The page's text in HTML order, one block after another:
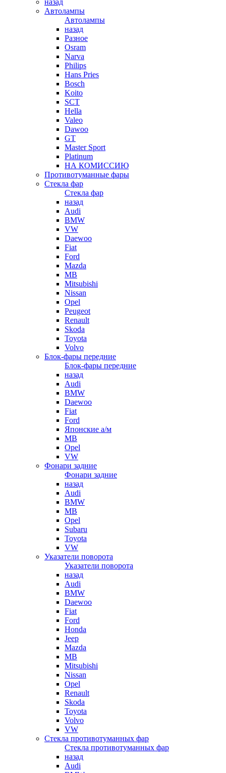
назад
Автолампы
Автолампы
назад
Разное
Osram
Narva
Philips
Hans Pries
Bosch
Koito
SCT
Hella
Valeo
Dawoo
GT
Master Sport
Platinum
НА КОМИССИЮ
Противотуманные фары
Стекла фар
Стекла фар
назад
Audi
BMW
VW
Daewoo
Fiat
Ford
Mazda
MB
Mitsubishi
Nissan
Opel
Peugeot
Renault
Skoda
Toyota
Volvo
Блок-фары передние
Блок-фары передние
назад
Audi
BMW
Daewoo
Fiat
Ford
Японские а/м
MB
Opel
VW
Фонари задние
Фонари задние
назад
Audi
BMW
MB
Opel
Subaru
Toyota
VW
Указатели поворота
Указатели поворота
назад
Audi
BMW
Daewoo
Fiat
Ford
Honda
Jeep
Mazda
MB
Mitsubishi
Nissan
Opel
Renault
Skoda
Toyota
Volvo
VW
Стекла противотуманных фар
Стекла противотуманных фар
назад
Audi